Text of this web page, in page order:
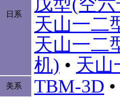
日系
天山一二
天山一二
机) • 天山
美系 TBM-3D •